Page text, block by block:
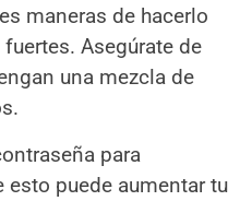
maneras de hacerlo
Asegúrate de
una mezcla de
para
esto puede aumentar tu